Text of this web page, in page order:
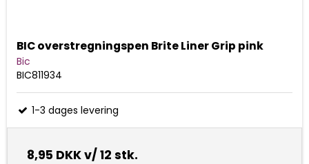
BIC overstregningspen Brite Liner Grip pink
Bic
BIC811934
1-3 dages levering
8,95 DKKv/ 12 stk.